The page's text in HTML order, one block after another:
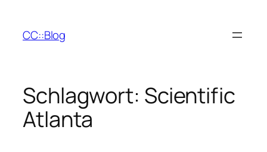
springen
CC::Blog
Schlagwort: Scientific
Atlanta